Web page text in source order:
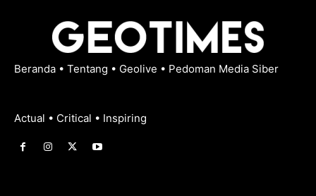
Beranda • Tentang • Geolive • Pedoman Media Siber
Actual • Critical • Inspiring